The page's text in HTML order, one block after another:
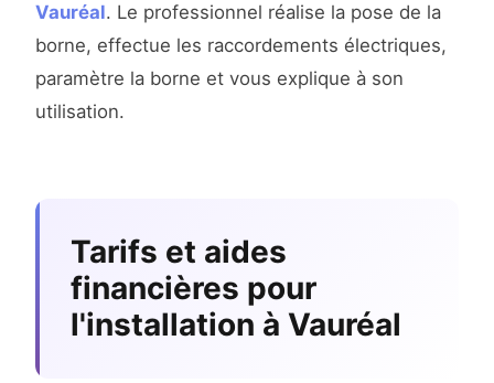
Vauréal. Le professionnel réalise la pose de la
borne, effectue les raccordements électriques,
paramètre la borne et vous explique à son
utilisation.
Tarifs et aides
financières pour
l'installation à Vauréal